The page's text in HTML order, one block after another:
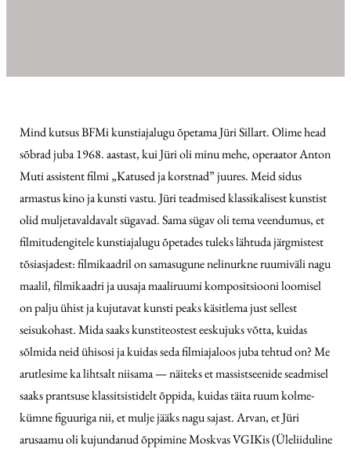
Mind kutsus BFMi kunstiajalugu õpetama Jüri Sillart. Olime head
sõbrad juba 1968. aastast, kui Jüri oli minu mehe, operaator Anton
Muti assistent filmi „Katused ja korstnad” juures. Meid sidus
armastus kino ja kunsti vastu. Jüri teadmised klassikalisest kunstist
olid muljetavaldavalt sügavad. Sama sügav oli tema veendumus, et
filmitudengitele kunstiajalugu õpetades tuleks lähtuda järgmistest
tõsiasjadest: filmikaadril on samasugune nelinurkne ruumiväli nagu
maalil, filmikaadri ja uusaja maaliruumi kompositsiooni loomisel
on palju ühist ja kujutavat kunsti peaks käsitlema just sellest
seisukohast. Mida saaks kunstiteostest eeskujuks võtta, kuidas
sõlmida neid ühisosi ja kuidas seda filmiajaloos juba tehtud on? Me
arutlesime ka lihtsalt niisama — näiteks et massistseenide seadmisel
saaks prantsuse klassitsistidelt õppida, kuidas täita ruum kolme­
kümne figuuriga nii, et mulje jääks nagu sajast. Arvan, et Jüri
arusaamu oli kujundanud õppimine Moskvas VGIKis (Üleliiduline